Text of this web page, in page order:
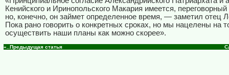
Кенийского и Иринопольского Макария имеется, переговорный
но, конечно, он займет определенное время, — заметил отец
Пока рано говорить о конкретных сроках, но мы нацелены на
осуществить наши планы как можно скорее».
«..Предыдущая статья